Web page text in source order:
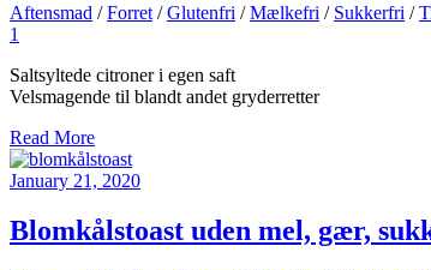
Aftensmad /Forret /Glutenfri /Mælkefri / Sukkerfri /
1
Saltsyltede citroner i egen saft
Velsmagende til blandt andet gryderretter
Read More
January 21, 2020
Blomkålstoast uden mel, gær,